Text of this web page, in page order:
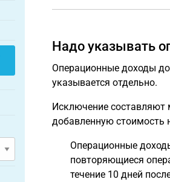
Надо указывать
Операционные доходы
указывается отдельно.
Исключение составляют
добавленную стоимость
Операционные
повторяющиеся
течение 10 дней